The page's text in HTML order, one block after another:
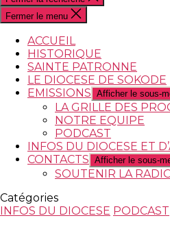
Fermer le menu
ACCUEIL
HISTORIQUE
SAINTE PATRONNE
LE DIOCESE DE SOKODE
EMISSIONS Afficher le sous-
LA GRILLE DES
NOTRE EQUIPE
PODCAST
INFOS DU DIOCESE ET
CONTACTS Afficher le sous-
SOUTENIR LA
Catégories
INFOS DU DIOCESE PODCAST